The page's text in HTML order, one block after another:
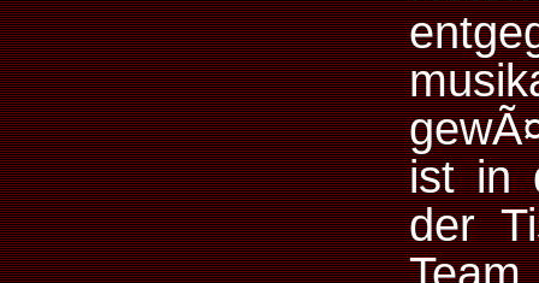
ist in
der